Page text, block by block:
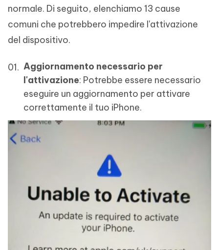
normale. Di seguito, elenchiamo 13 cause
comuni che potrebbero impedire l'attivazione
del dispositivo.
Aggiornamento necessario per
l'attivazione: Potrebbe essere necessario
eseguire un aggiornamento per attivare
correttamente il tuo iPhone.